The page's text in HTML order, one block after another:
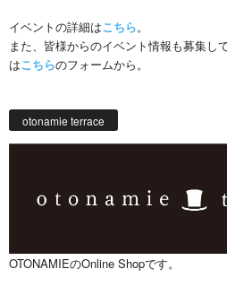
イベントの詳細はこちら。
また、皆様からのイベント情報も募集し
はこちらのフォームから。
otonamie terrace
OTONAMIEのOnline Shopです。